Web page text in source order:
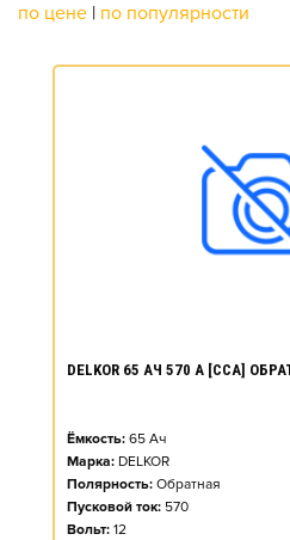
по цене | по популярности
DELKOR 65 АЧ 570 А [CCA]
Ёмкость: 65 Ач
Марка: DELKOR
Полярность: Обратная
Пусковой ток: 570
Вольт: 12